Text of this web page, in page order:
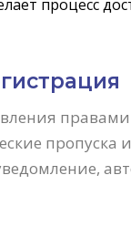
процесс
пропуска